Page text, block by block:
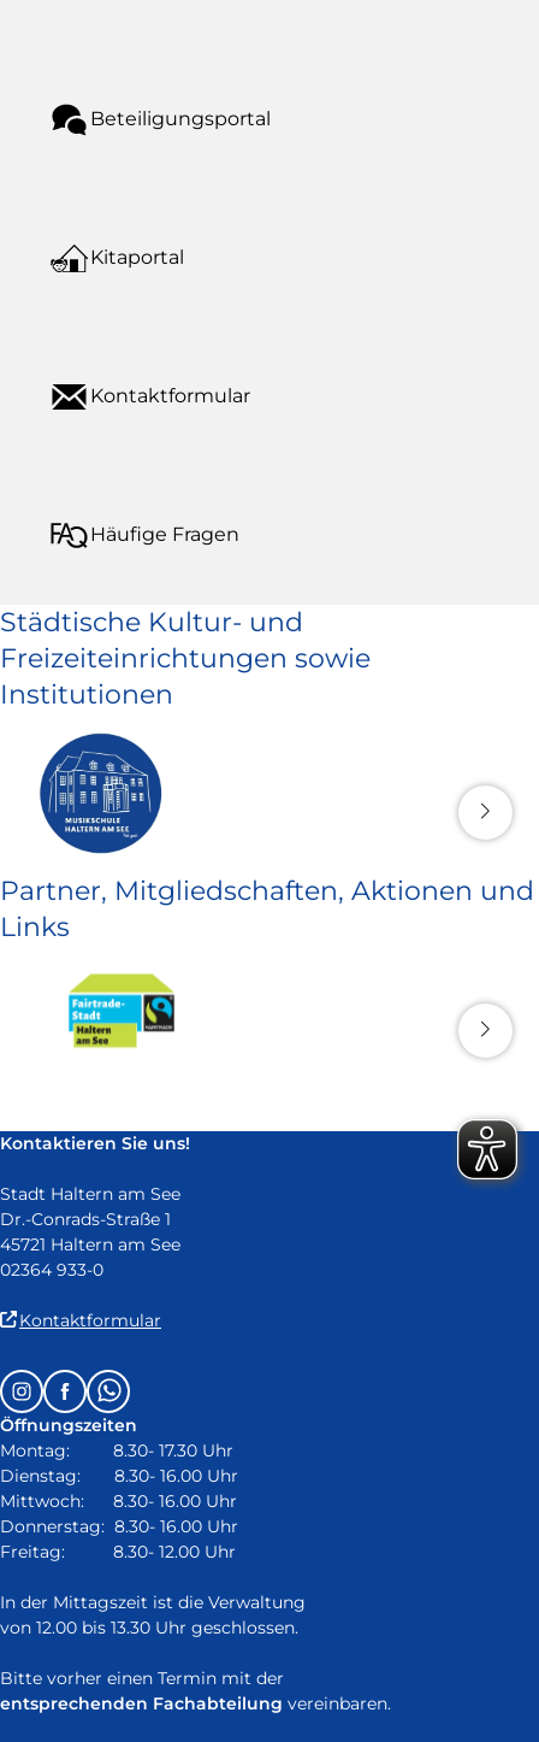
Beteiligungsportal
Kitaportal
Kontaktformular
Häufige Fragen
Städtische Kultur- und
Freizeiteinrichtungen sowie
Institutionen
Partner, Mitgliedschaften, Aktionen und
Links
Kontaktieren Sie uns!
Stadt Haltern am See
Dr.-Conrads-Straße 1
45721 Haltern am See
02364 933-0
Kontaktformular
in
neuem
Fenster)
Follow
us
on:
InstagramFacebookWhatsapp
Öffnungszeiten
Montag: 8.30- 17.30 Uhr
Dienstag: 8.30- 16.00 Uhr
Mittwoch: 8.30- 16.00 Uhr
Donnerstag: 8.30- 16.00 Uhr
Freitag: 8.30- 12.00 Uhr
In der Mittagszeit ist die Verwaltung
von 12.00 bis 13.30 Uhr geschlossen.
Bitte vorher einen Termin mit der
entsprechenden Fachabteilung vereinbaren.